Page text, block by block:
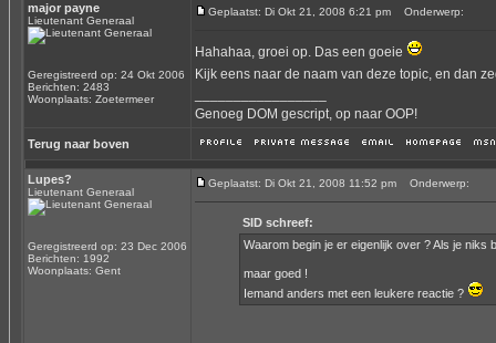
major payne
Lieutenant Generaal
Geregistreerd op: 24 Okt 2006
Berichten: 2483
Woonplaats: Zoetermeer
Geplaatst: Di Okt 21, 2008 6:21 pm Onderwerp:
Hahahaa, groei op. Das een goeie
Kijk eens naar de naam van deze topic, en dan
Genoeg DOM gescript, op naar OOP!
Terug naar boven
Lupes?
Lieutenant Generaal
Geregistreerd op: 23 Dec 2006
Berichten: 1992
Woonplaats: Gent
Geplaatst: Di Okt 21, 2008 11:52 pm Onderwerp:
SID schreef:
Waarom begin je er eigenlijk over ? Als je niks
maar goed !
Iemand anders met een leukere reactie ?